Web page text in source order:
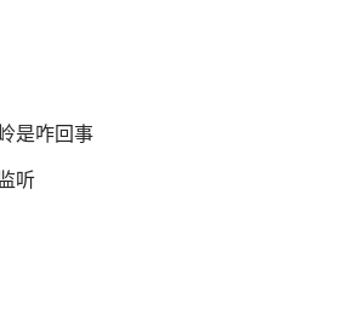
是咋回事
听